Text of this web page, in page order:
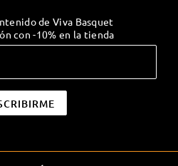
de Viva Basquet
con -10% en la tienda